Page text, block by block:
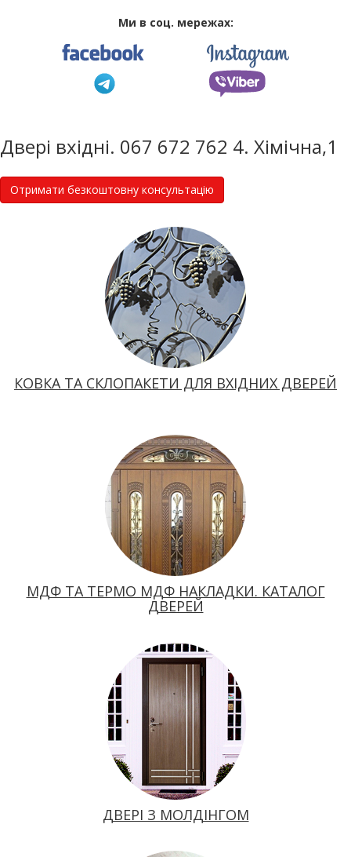
Ми в соц. мережах:
Двері вхідні. 067 672 762 4. Хімічна,1
Отримати безкоштовну консультацію
КОВКА ТА СКЛОПАКЕТИ ДЛЯ ВХІДНИХ ДВЕРЕЙ
МДФ ТА ТЕРМО МДФ НАКЛАДКИ. КАТАЛОГ
ДВЕРЕЙ
ДВЕРІ З МОЛДІНГОМ